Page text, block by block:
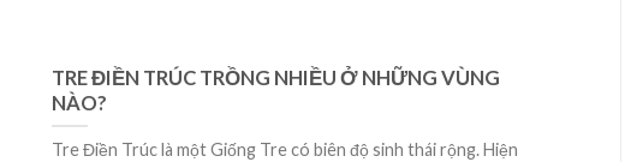
TRE ĐIỀN TRÚC TRỒNG NHIỀU Ở NHỮNG VÙNG
NÀO?
Tre Điền Trúc là một Giống Tre có biên độ sinh thái rộng. Hiện